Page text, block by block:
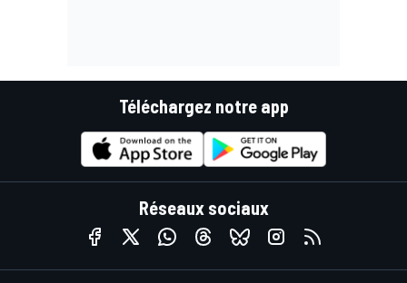
Téléchargez notre app
Réseaux sociaux